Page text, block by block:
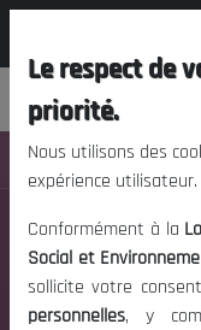
Reports of
2022
Last update:04/25/2023
Le respect de
priorité.
Nous utilisons des
expérience utilisateur.
Conformément à la
Social et
sollicite votre
personnelles, y